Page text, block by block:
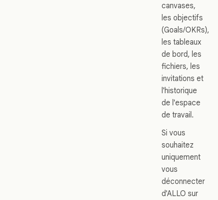
canvases,
les objectifs
(Goals/OKRs),
les tableaux
de bord, les
fichiers, les
invitations et
l'historique
de l'espace
de travail.
Si vous
souhaitez
uniquement
vous
déconnecter
d'ALLO sur